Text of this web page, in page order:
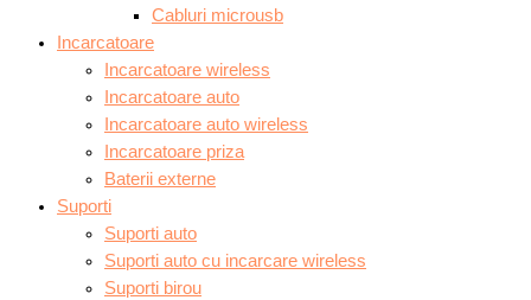
Cabluri microusb
Incarcatoare
Incarcatoare wireless
Incarcatoare auto
Incarcatoare auto wireless
Incarcatoare priza
Baterii externe
Suporti
Suporti auto
Suporti auto cu incarcare wireless
Suporti birou